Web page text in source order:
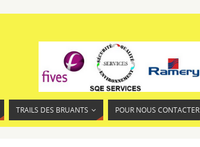
TRAILS DES BRUANTS POUR NOUS CONTACTER